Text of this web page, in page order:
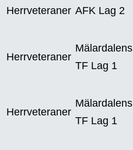
Herrveteraner AFK Lag 2
Herrveteraner
Mälardalens
TF Lag 1
Herrveteraner
Mälardalens
TF Lag 1